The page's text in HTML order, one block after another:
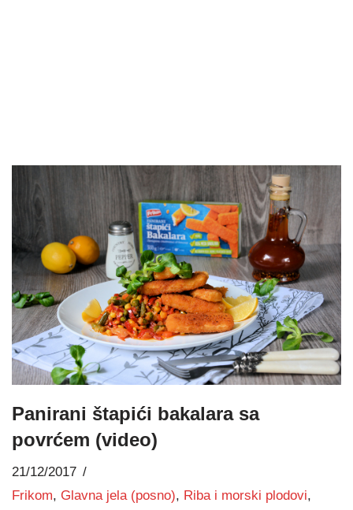
Panirani štapići bakalara sa
povrćem (video)
21/12/2017
Frikom, Glavna jela (posno), Riba i morski plodovi,